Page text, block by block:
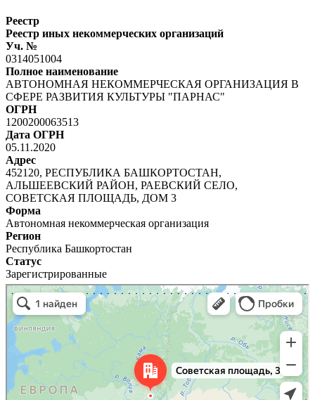
Реестр
Реестр иных некоммерческих организаций
Уч. №
0314051004
Полное наименование
АВТОНОМНАЯ НЕКОММЕРЧЕСКАЯ ОРГАНИЗАЦИЯ В
СФЕРЕ РАЗВИТИЯ КУЛЬТУРЫ "ПАРНАС"
ОГРН
1200200063513
Дата ОГРН
05.11.2020
Адрес
452120, РЕСПУБЛИКА БАШКОРТОСТАН,
АЛЬШЕЕВСКИЙ РАЙОН, РАЕВСКИЙ СЕЛО,
СОВЕТСКАЯ ПЛОЩАДЬ, ДОМ 3
Форма
Автономная некоммерческая организация
Регион
Республика Башкортостан
Статус
Зарегистрированные